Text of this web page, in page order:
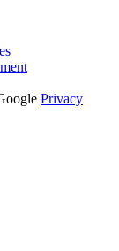
Privacy